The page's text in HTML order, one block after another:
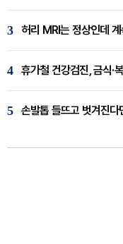
3 허리 MRI는 정상인데
4 휴가철 건강검진, 금식·
5 손발톱 들뜨고 벗겨진